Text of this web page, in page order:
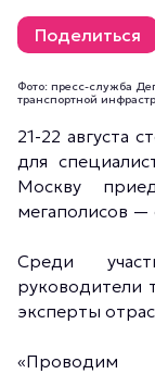
Молодёжь
Молодёжь
Молодёжь
Поделиться
Фото: пресс-служба
транспортной
21-22 августа
для
Москву
мегаполисов
Среди
руководители
эксперты
«Проводим